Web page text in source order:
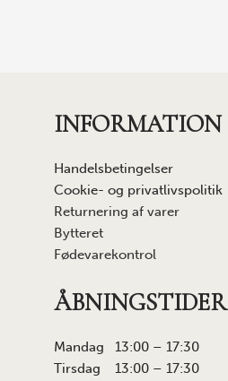
INFORMATION
Handelsbetingelser
Cookie- og privatlivspolitik
Returnering af varer
Bytteret
Fødevarekontrol
ÅBNINGSTIDER
Mandag 13:00 – 17:30
Tirsdag 13:00 – 17:30